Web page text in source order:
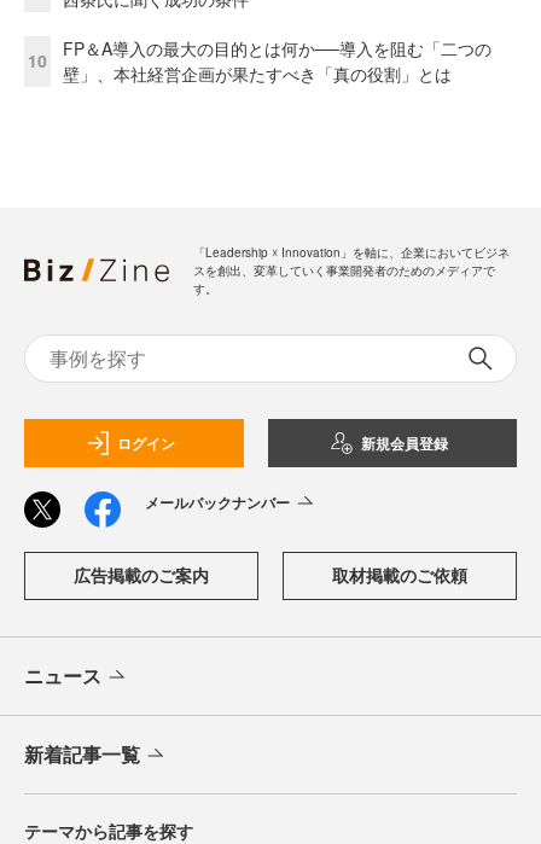
10
FP＆A導入の最大の目的とは何か──導入を阻む「二つの
壁」、本社経営企画が果たすべき「真の役割」とは
「Leadership ☓ Innovation」を軸に、企業においてビジネ
スを創出、変革していく事業開発者のためのメディアで
す。
ログイン 新規会員登録
メールバックナンバー
広告掲載のご案内 取材掲載のご依頼
ニュース
新着記事一覧
テーマから記事を探す